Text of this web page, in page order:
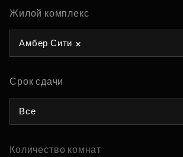
Жилой комплекс
Амбер Сити
Срок сдачи
Все
Количество комнат